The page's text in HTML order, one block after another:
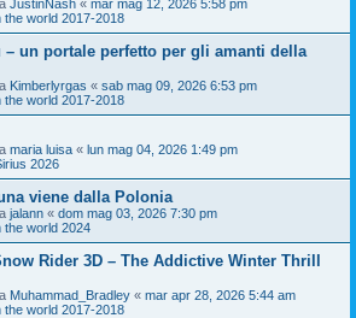
JustinNash « mar mag 12, 2026 5:58 pm
the world 2017-2018
– un portale perfetto per gli amanti della
Kimberlyrgas « sab mag 09, 2026 6:53 pm
the world 2017-2018
maria luisa « lun mag 04, 2026 1:49 pm
2026
viene dalla Polonia
jalann « dom mag 03, 2026 7:30 pm
the world 2024
Rider 3D – The Addictive Winter Thrill
Muhammad_Bradley « mar apr 28, 2026 5:44 am
the world 2017-2018